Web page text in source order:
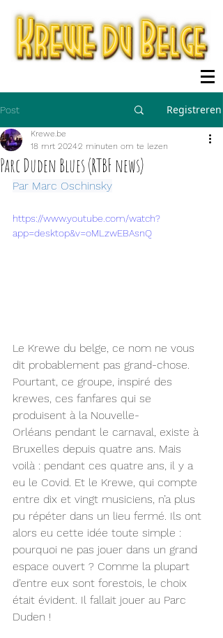
Post Registreren
Parc Duden Blues (RTBF news)
Krewe.be
18 mrt 20242 minuten om te lezen
Par Marc Oschinsky
https://www.youtube.com/watch?
app=desktop&v=oMLzwEBAsnQ
Le Krewe du belge, ce nom ne vous
dit probablement pas grand-chose.
Pourtant, ce groupe, inspiré des
krewes, ces fanfares qui se
produisent à la Nouvelle-
Orléans pendant le carnaval, existe à
Bruxelles depuis quatre ans. Mais
voilà : pendant ces quatre ans, il y a
eu le Covid. Et le Krewe, qui compte
entre dix et vingt musiciens, n’a plus
pu répéter dans un lieu fermé. Ils ont
alors eu cette idée toute simple :
pourquoi ne pas jouer dans un grand
espace ouvert ? Comme la plupart
d’entre eux sont forestois, le choix
était évident. Il fallait jouer au Parc
Duden !